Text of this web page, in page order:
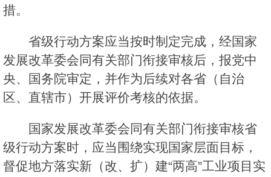
措。
省级行动方案应当按时制定完成，经国家
发展改革委会同有关部门衔接审核后，报党中
央、国务院审定，并作为后续对各省（自治
区、直辖市）开展评价考核的依据。
国家发展改革委会同有关部门衔接审核省
级行动方案时，应当围绕实现国家层面目标，
督促地方落实新（改、扩）建“两高”工业项目实